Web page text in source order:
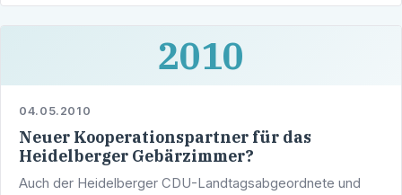
2010
04.05.2010
Neuer Kooperationspartner für das
Heidelberger Gebärzimmer?
Auch der Heidelberger CDU-Landtagsabgeordnete und